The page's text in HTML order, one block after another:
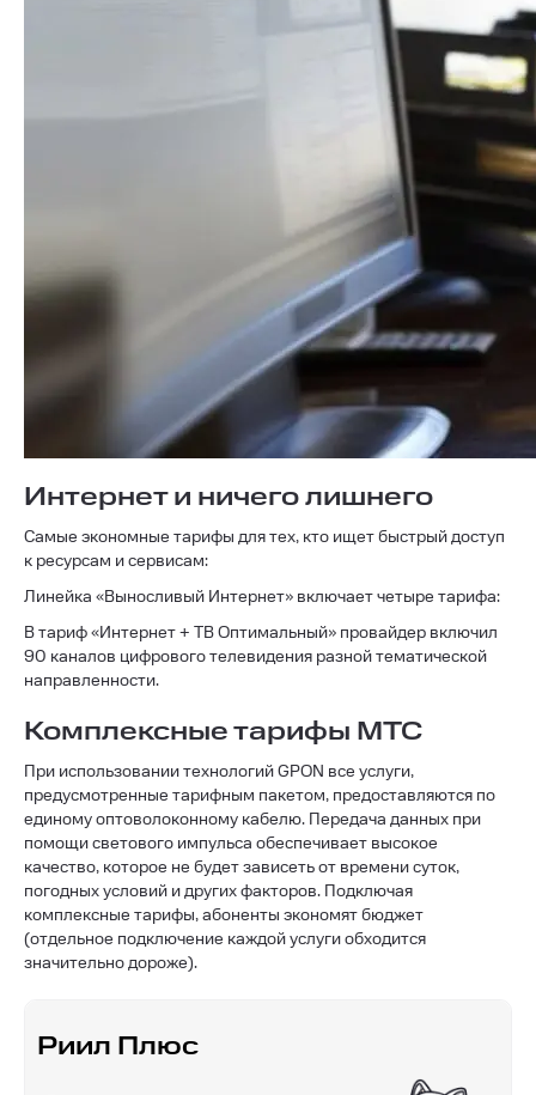
Интернет и ничего лишнего
Самые экономные тарифы для тех, кто ищет быстрый доступ
к ресурсам и сервисам:
Линейка «Выносливый Интернет» включает четыре тарифа:
В тариф «Интернет + ТВ Оптимальный» провайдер включил
90 каналов цифрового телевидения разной тематической
направленности.
Комплексные тарифы МТС
При использовании технологий GPON все услуги,
предусмотренные тарифным пакетом, предоставляются по
единому оптоволоконному кабелю. Передача данных при
помощи светового импульса обеспечивает высокое
качество, которое не будет зависеть от времени суток,
погодных условий и других факторов. Подключая
комплексные тарифы, абоненты экономят бюджет
(отдельное подключение каждой услуги обходится
значительно дороже).
Риил Плюс